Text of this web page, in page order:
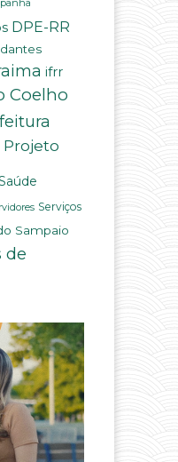
DPE-RR
ifrr
Coelho
Projeto
Serviços
Sampaio
de